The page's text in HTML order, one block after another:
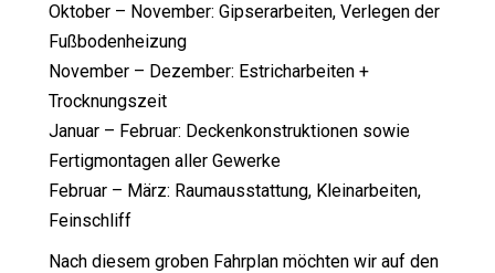
Oktober – November: Gipserarbeiten, Verlegen der
Fußbodenheizung
November – Dezember: Estricharbeiten +
Trocknungszeit
Januar – Februar: Deckenkonstruktionen sowie
Fertigmontagen aller Gewerke
Februar – März: Raumausstattung, Kleinarbeiten,
Feinschliff
Nach diesem groben Fahrplan möchten wir auf den